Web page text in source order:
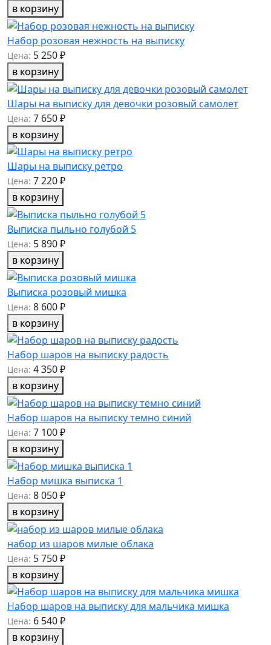
в корзину
Набор розовая нежность на выписку
Цена: 5 250 ₽
в корзину
Шары на выписку для девочки розовый самолет
Цена: 7 650 ₽
в корзину
Шары на выписку ретро
Цена: 7 220 ₽
в корзину
Выписка пыльно голубой 5
Цена: 5 890 ₽
в корзину
Выписка розовый мишка
Цена: 8 600 ₽
в корзину
Набор шаров на выписку радость
Цена: 4 350 ₽
в корзину
Набор шаров на выписку темно синий
Цена: 7 100 ₽
в корзину
Набор мишка выписка 1
Цена: 8 050 ₽
в корзину
набор из шаров милые облака
Цена: 5 750 ₽
в корзину
Набор шаров на выписку для мальчика мишка
Цена: 6 540 ₽
в корзину